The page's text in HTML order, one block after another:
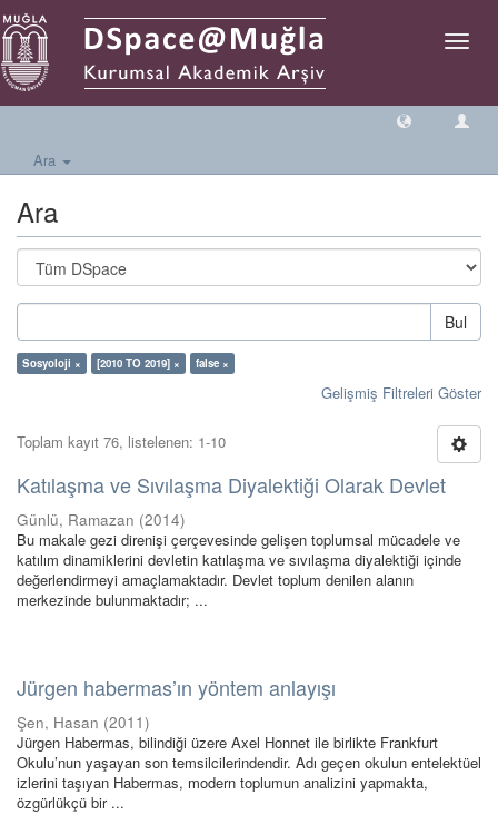
Geçiş
Ara
Ara
Bul
Sosyoloji × [2010 TO 2019] × false ×
Gelişmiş Filtreleri Göster
Toplam kayıt 76, listelenen: 1-10
Katılaşma ve Sıvılaşma Diyalektiği Olarak Devlet
Günlü, Ramazan (2014)
Bu makale gezi direnişi çerçevesinde gelişen toplumsal mücadele ve
katılım dinamiklerini devletin katılaşma ve sıvılaşma diyalektiği içinde
değerlendirmeyi amaçlamaktadır. Devlet toplum denilen alanın
merkezinde bulunmaktadır; ...
Jürgen habermas’ın yöntem anlayışı
Şen, Hasan (2011)
Jürgen Habermas, bilindiği üzere Axel Honnet ile birlikte Frankfurt
Okulu’nun yaşayan son temsilcilerindendir. Adı geçen okulun entelektüel
izlerini taşıyan Habermas, modern toplumun analizini yapmakta,
özgürlükçü bir ...